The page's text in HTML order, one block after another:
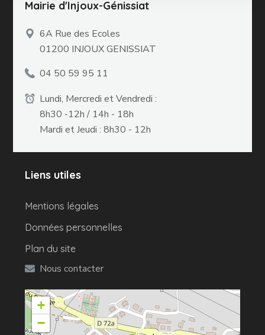
Mairie d'Injoux-Génissiat
6A Rue des Ecoles
01200 INJOUX GENISSIAT
04 50 59 95 11
Lundi, Mercredi et Vendredi :
8h30 -12h / 14h - 18h
Mardi et Jeudi : 8h30 - 12h
Liens utiles
Mentions légales
Données personnelles
Plan du site
Nous contacter
+
−